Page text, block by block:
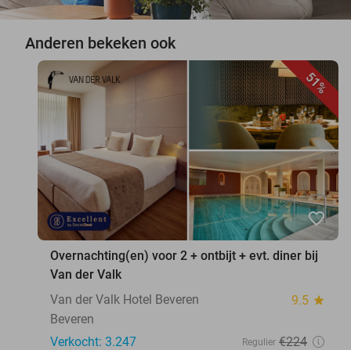
Anderen bekeken ook
51%
favorite_border
Overnachting(en) voor 2 + ontbijt + evt. diner bij
Van der Valk
Van der Valk Hotel Beveren
9.5 star
Beveren
Verkocht: 3.247
Regulier €224